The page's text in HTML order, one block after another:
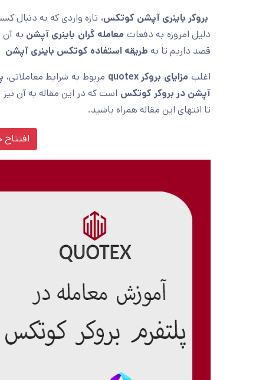
بروکر باینری آپشن کوتکس، تازه واردی که به دنبال
دلیل امروزه به دفعات معامله گران باینری آپشن به آن
قصد داریم تا به طریقه استفاده کوتکس باینری آپشن
اغلب مزایای بروکرquotex مربوط به شرایط معاملاتی،
آپشن در بروکر کوتکس است که در این مقاله به آن
تا انتهای این مقاله همراه باشید.